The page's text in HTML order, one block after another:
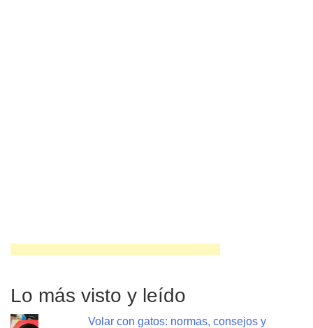
Lo más visto y leído
Volar con gatos: normas, consejos y